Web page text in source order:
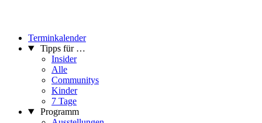
Terminkalender
Tipps für …
Insider
Alle
Communitys
Kinder
7 Tage
Programm